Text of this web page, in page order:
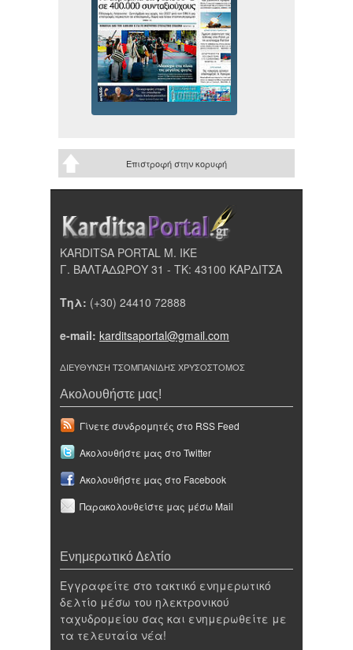
Επιστροφή στην κορυφή
KARDITSA PORTAL Μ. ΙΚΕ
Γ. ΒΑΛΤΑΔΩΡΟΥ 31 - ΤΚ: 43100 ΚΑΡΔΙΤΣΑ
Τηλ: (+30) 24410 72888
e-mail: karditsaportal@gmail.com
ΔΙΕΥΘΥΝΣΗ ΤΣΟΜΠΑΝΙΔΗΣ ΧΡΥΣΟΣΤΟΜΟΣ
Ακολουθήστε μας!
Γίνετε συνδρομητές στο RSS Feed
Ακολουθήστε μας στο Twitter
Ακολουθήστε μας στο Facebook
Παρακολουθείστε μας μέσω Mail
Ενημερωτικό Δελτίο
Εγγραφείτε στο τακτικό ενημερωτικό
δελτίο μέσω του ηλεκτρονικού
ταχυδρομείου σας και ενημερωθείτε με
τα τελευταία νέα!